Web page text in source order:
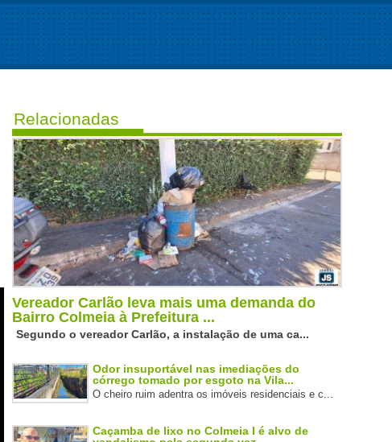
Relacionadas
Vereador Carlão leva mais uma demanda do
Bairro Colmeia à Prefeitura ...
Segundo o vereador Carlão, a instalação de uma ca...
Odor insuportável nas imediações do
córrego tomado por esgoto na Vila...
O cheiro ruim adentra os imóveis residenciais e c...
Caçamba de lixo no Colmeia I é alvo de